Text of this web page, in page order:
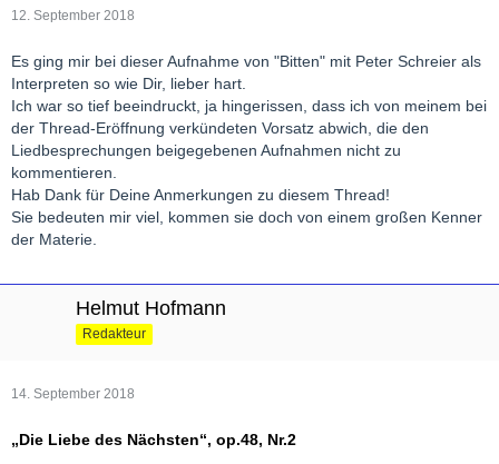
12. September 2018
Es ging mir bei dieser Aufnahme von "Bitten" mit Peter Schreier als
Interpreten so wie Dir, lieber hart.
Ich war so tief beeindruckt, ja hingerissen, dass ich von meinem bei
der Thread-Eröffnung verkündeten Vorsatz abwich, die den
Liedbesprechungen beigegebenen Aufnahmen nicht zu
kommentieren.
Hab Dank für Deine Anmerkungen zu diesem Thread!
Sie bedeuten mir viel, kommen sie doch von einem großen Kenner
der Materie.
Helmut Hofmann
Redakteur
14. September 2018
„Die Liebe des Nächsten“, op.48, Nr.2